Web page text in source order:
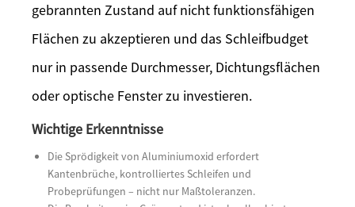
gebrannten Zustand auf nicht funktionsfähigen
Flächen zu akzeptieren und das Schleifbudget
nur in passende Durchmesser, Dichtungsflächen
oder optische Fenster zu investieren.
Wichtige Erkenntnisse
Die Sprödigkeit von Aluminiumoxid erfordert
Kantenbrüche, kontrolliertes Schleifen und
Probeprüfungen – nicht nur Maßtoleranzen.